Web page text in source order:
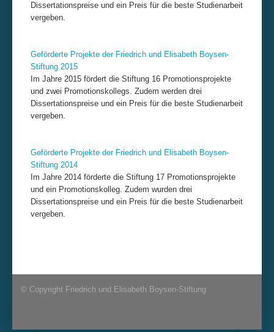
Dissertationspreise und ein Preis für die beste Studienarbeit
vergeben.
Geförderte Projekte der Friedrich und Elisabeth Boysen-
Stiftung 2015
Im Jahre 2015 fördert die Stiftung 16 Promotionsprojekte
und zwei Promotionskollegs. Zudem werden drei
Dissertationspreise und ein Preis für die beste Studienarbeit
vergeben.
Geförderte Projekte der Friedrich und Elisabeth Boysen-
Stiftung 2014
Im Jahre 2014 förderte die Stiftung 17 Promotionsprojekte
und ein Promotionskolleg. Zudem wurden drei
Dissertationspreise und ein Preis für die beste Studienarbeit
vergeben.
© Copyright Friedrich und Elisabeth Boysen-Stiftung